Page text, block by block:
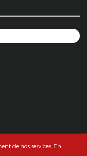
de nos services. En